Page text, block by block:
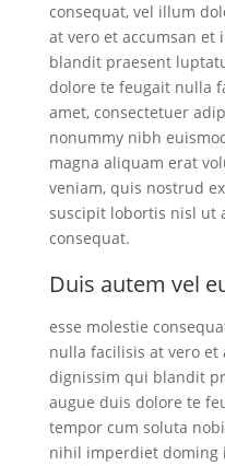
consequat, vel illum
at vero et accumsan et
blandit praesent
dolore te feugait nulla
amet, consectetuer
nonummy nibh
magna aliquam erat
veniam, quis nostrud
suscipit lobortis nisl ut
consequat.
Duis autem vel
esse molestie
nulla facilisis at vero et
dignissim qui blandit
augue duis dolore te
tempor cum soluta
nihil imperdiet doming